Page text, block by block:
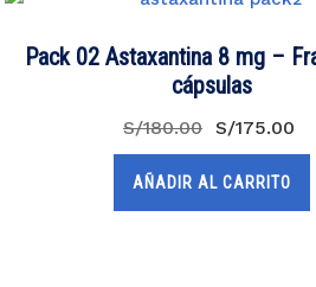
Pack 02 Astaxantina 8 mg –
cápsulas
S/180.00
El
precio
original
era:
S/175.00
es:
AÑADIR AL CARRITO